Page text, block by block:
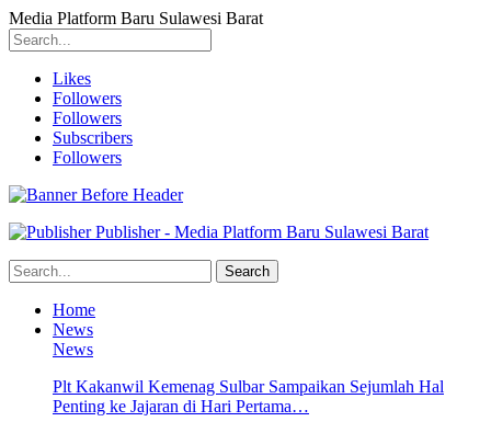
Media Platform Baru Sulawesi Barat
Likes
Followers
Followers
Subscribers
Followers
Publisher - Media Platform Baru Sulawesi Barat
Home
News
News
Plt Kakanwil Kemenag Sulbar Sampaikan Sejumlah Hal
Penting ke Jajaran di Hari Pertama…